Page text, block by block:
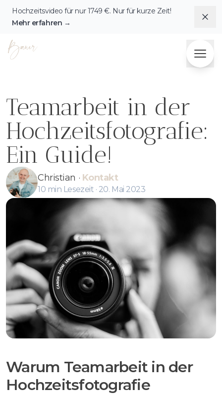
Hochzeitsvideo für nur1749 €. Nur für kurze Zeit!
Mehr erfahren →
Fotografie & Videografie Herzensbilder Bauer
Teamarbeit in der
Hochzeitsfotografie:
Ein Guide!
Christian · Kontakt
10 min Lesezeit · 20. Mai 2023
Warum Teamarbeit in der
Hochzeitsfotografie